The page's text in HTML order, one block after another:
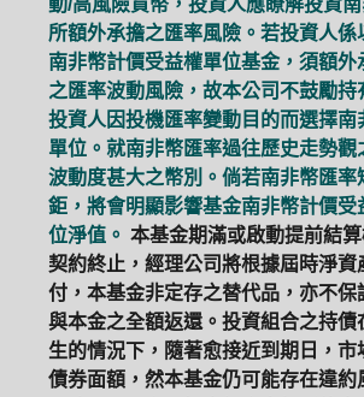
動/高風險貨幣，投資人應瞭解投資
所額外承擔之匯率風險。若投資人係
南非幣計價受益權單位基金，須額外
之匯率波動風險，故本公司不鼓勵持
投資人因投機匯率變動目的而選擇南
單位。就南非幣匯率過往歷史走勢觀
波動度甚大之幣別。倘若南非幣匯率
鉅，將會明顯影響基金南非幣計價受
位淨值。 本基金期滿或啟動提前結
契約終止，經理公司將根據屆時淨資
付，本基金非定存之替代品，亦不保
與本金之全額返還。投資組合之持債
生的情況下，隨著愈接近到期日，市
債券面額，然本基金仍可能存在違約